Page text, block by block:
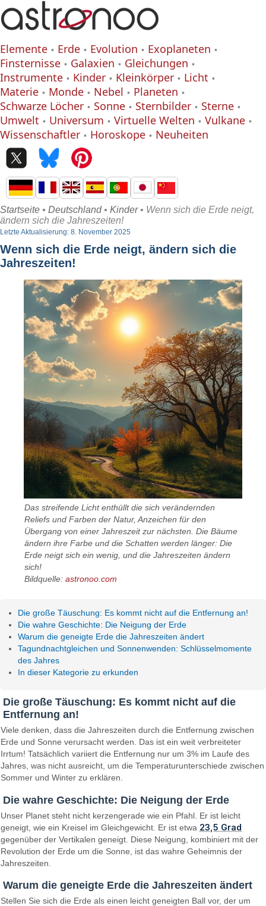
Elemente Erde Evolution
Exoplaneten
Finsternisse
Galaxien
Gleichungen
Instrumente
Kinder Kleinkörper
Licht
Materie
Monde Nebel
Planeten
Schwarze Löcher
Sonne Sternbilder
Sterne
Umwelt
Universum Virtuelle Welten
Vulkane
Wissenschaftler
Horoskope Neuheiten
Startseite • Deutschland• Kinder• Wenn sich die Erde neigt,
ändern sich die Jahreszeiten!
Letzte Aktualisierung: 8. November 2025
Wenn sich die Erde neigt, ändern sich die
Jahreszeiten!
Das streifende Licht enthüllt die sich verändernden
Reliefs und Farben der Natur, Anzeichen für den
Übergang von einer Jahreszeit zur nächsten. Die Bäume
ändern ihre Farbe und die Schatten werden länger: Die
Erde neigt sich ein wenig, und die Jahreszeiten ändern
sich!
Bildquelle:astronoo.com
Die große Täuschung: Es kommt nicht auf die Entfernung an!
Die wahre Geschichte: Die Neigung der Erde
Warum die geneigte Erde die Jahreszeiten ändert
Tagundnachtgleichen und Sonnenwenden: Schlüsselmomente
des Jahres
In dieser Kategorie zu erkunden
Die große Täuschung: Es kommt nicht auf die
Entfernung an!
Viele denken, dass die Jahreszeiten durch die Entfernung zwischen
Erde und Sonne verursacht werden. Das ist ein weit verbreiteter
Irrtum! Tatsächlich variiert die Entfernung nur um 3% im Laufe des
Jahres, was nicht ausreicht, um die Temperaturunterschiede zwischen
Sommer und Winter zu erklären.
Die wahre Geschichte: Die Neigung der Erde
Unser Planet steht nicht kerzengerade wie ein Pfahl. Er ist leicht
geneigt, wie ein Kreisel im Gleichgewicht. Er ist etwa 23,5 Grad
gegenüber der Vertikalen geneigt. Diese Neigung, kombiniert mit der
Revolution der Erde um die Sonne, ist das wahre Geheimnis der
Jahreszeiten.
Warum die geneigte Erde die Jahreszeiten ändert
Stellen Sie sich die Erde als einen leicht geneigten Ball vor, der um